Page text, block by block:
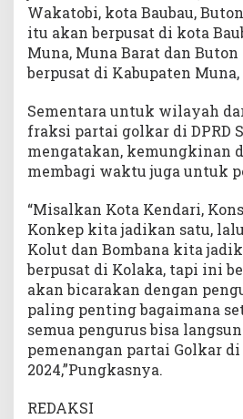
Wakatobi, kota Baubau,
itu akan berpusat di kota
Muna, Muna Barat dan
berpusat di Kabupaten Muna,
Sementara untuk wilayah
fraksi partai golkar di DPRD
mengatakan, kemungkinan
membagi waktu juga untuk
“Misalkan Kota Kendari,
Konkep kita jadikan satu,
Kolut dan Bombana kita
berpusat di Kolaka, tapi ini
akan bicarakan dengan
paling penting bagaimana
semua pengurus bisa
pemenangan partai Golkar
2024,”Pungkasnya.
REDAKSI